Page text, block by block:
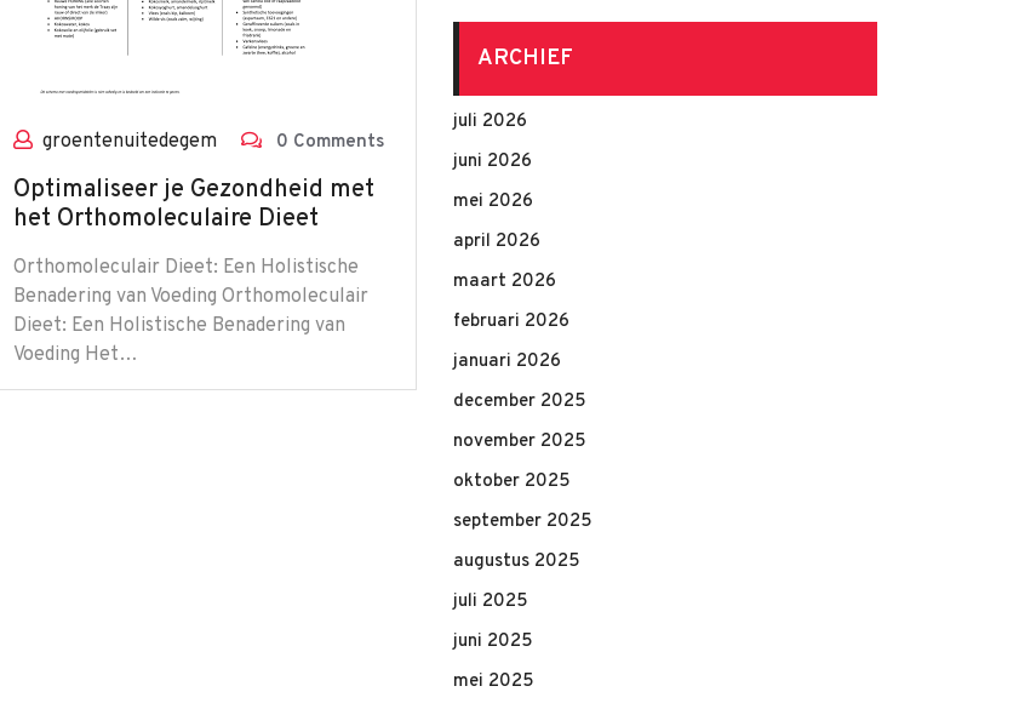
groentenuitedegem
0 Comments
Optimaliseer je Gezondheid met
het Orthomoleculaire Dieet
Orthomoleculair Dieet: Een Holistische
Benadering van Voeding Orthomoleculair
Dieet: Een Holistische Benadering van
Voeding Het…
ARCHIEF
juli 2026
juni 2026
mei 2026
april 2026
maart 2026
februari 2026
januari 2026
december 2025
november 2025
oktober 2025
september 2025
augustus 2025
juli 2025
juni 2025
mei 2025